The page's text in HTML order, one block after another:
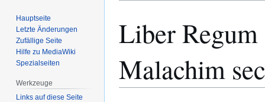
Navigation
Suche
Liber
Malachim
Hauptseite
Letzte Änderungen
Zufällige Seite
Hilfe zu MediaWiki
Spezialseiten
Werkzeuge
Links auf diese Seite